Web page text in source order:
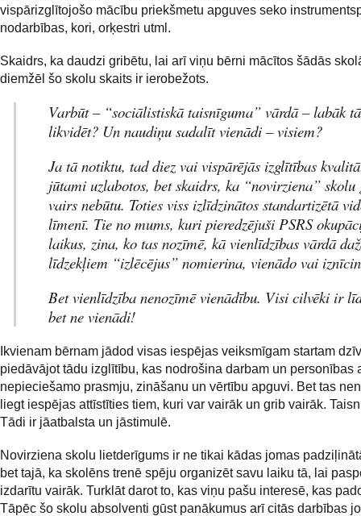
vispārizglītojošo mācību priekšmetu apguves seko
nodarbības, kori, orķestri utml.
Skaidrs, ka daudzi gribētu, lai arī viņu bērni mācītos šādās
diemžēl šo skolu skaits ir ierobežots.
Varbūt – “sociālistiskā taisnīguma” vārdā – labāk
likvidēt? Un naudiņu sadalīt vienādi – visiem?
Ja tā notiktu, tad diez vai vispārējās izglītības
jūtami uzlabotos, bet skaidrs, ka “novirziena” skolu
vairs nebūtu. Toties viss izlīdzinātos standartizētā
līmenī. Tie no mums, kuri pieredzējuši PSRS
laikus, zina, ko tas nozīmē, kā vienlīdzības vārdā
līdzekļiem “izlēcējus” nomierina, vienādo vai
Bet vienlīdzība nenozīmē vienādību. Visi cilvēki ir
bet ne vienādi!
Ikvienam bērnam jādod visas iespējas veiksmīgam startam
piedāvājot tādu izglītību, kas nodrošina darbam un personības
nepieciešamo prasmju, zināšanu un vērtību apguvi. Bet tas
liegt iespējas attīstīties tiem, kuri var vairāk un grib vairāk.
Tādi ir jāatbalsta un jāstimulē.
Novirziena skolu lietderīgums ir ne tikai kādas jomas
bet tajā, ka skolēns trenē spēju organizēt savu laiku tā, lai
izdarītu vairāk. Turklāt darot to, kas viņu pašu interesē, kas
Tāpēc šo skolu absolventi gūst panākumus arī citās darbības